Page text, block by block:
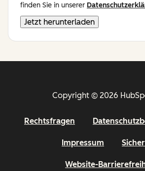
finden Sie in unserer
Copyright © 2026
Rechtsfragen
Impressum
Website-